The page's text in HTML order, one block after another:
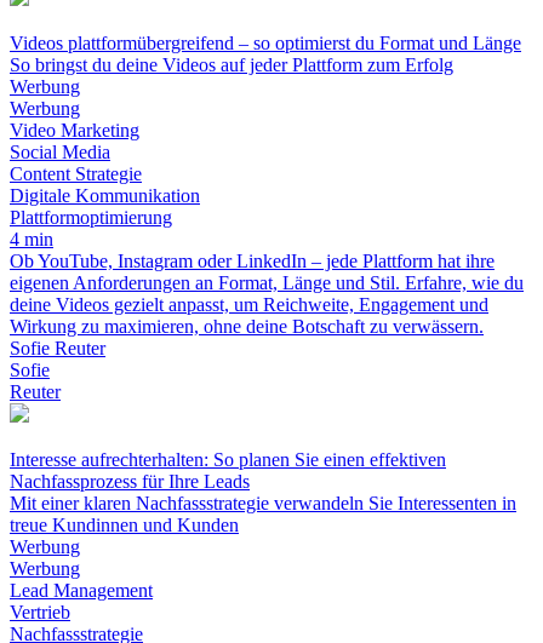
Videos plattformübergreifend – so optimierst du Format und Länge
So bringst du deine Videos auf jeder Plattform zum Erfolg
Werbung
Werbung
Video Marketing
Social Media
Content Strategie
Digitale Kommunikation
Plattformoptimierung
4 min
Ob YouTube, Instagram oder LinkedIn – jede Plattform hat ihre
eigenen Anforderungen an Format, Länge und Stil. Erfahre, wie du
deine Videos gezielt anpasst, um Reichweite, Engagement und
Wirkung zu maximieren, ohne deine Botschaft zu verwässern.
Sofie Reuter
Sofie
Reuter
Interesse aufrechterhalten: So planen Sie einen effektiven
Nachfassprozess für Ihre Leads
Mit einer klaren Nachfassstrategie verwandeln Sie Interessenten in
treue Kundinnen und Kunden
Werbung
Werbung
Lead Management
Vertrieb
Nachfassstrategie